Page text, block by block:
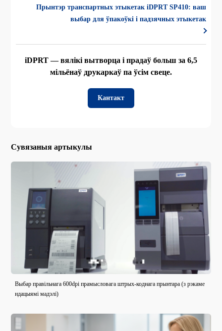
Прынтэр транспартных этыкетак iDPRT SP410: ваш
выбар для ўпакоўкі і падзячных этыкетак
iDPRT — вялікі вытворца і прадаў больш за 6,5
мільёнаў друкаркаў па ўсім свеце.
Кантакт
Сувязаныя артыкулы
Выбар правільнага 600dpi прамысловага штрых-коднага прынтара (з рэкаме
ндацыямі мадэлі)